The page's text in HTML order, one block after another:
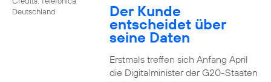
Deutschland
Der Kunde
entscheidet über
seine Daten
Erstmals treffen sich Anfang April
die Digitalminister der G20-Staaten